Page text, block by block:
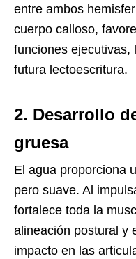
entre ambos
cuerpo calloso,
funciones ejecutivas,
futura lectoescritura.
2. Desarrollo
gruesa
El agua proporciona
pero suave. Al
fortalece toda la
alineación postural y
impacto en las